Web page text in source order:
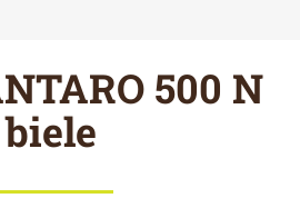
500 N
biele